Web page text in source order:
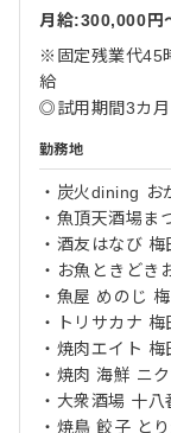
月給:300,000円
※固定残業代45
給
◎試用期間3カ月
勤務地
・炭火dining お
・魚頂天酒場ま
・酒友はなび 梅
・お魚ときどき
・魚屋 めのじ
・トリサカナ 梅
・焼肉エイト
・焼肉 海鮮 ニ
・大衆酒場 十
・焼鳥 餃子 と